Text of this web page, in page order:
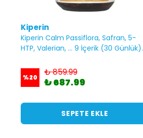
Kiperin
Kiperin Calm Passiflora, Safran, 5-
HTP, Valerian, ... 9 İçerik (30 Günlük).
%20 ₺ 859.99
₺ 687.99
SEPETE EKLE